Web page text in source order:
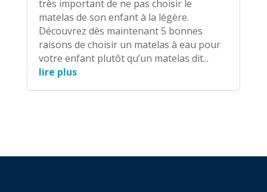
très important de ne pas choisir le
matelas de son enfant à la légère.
Découvrez dès maintenant 5 bonnes
raisons de choisir un matelas à eau pour
votre enfant plutôt qu’un matelas dit...
lire plus